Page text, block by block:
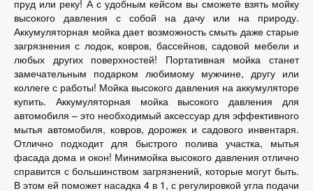
пруд или реку! А с удобным кейсом вы сможете взять мойку
высокого давления с собой на дачу или на природу.
Аккумуляторная мойка дает возможность смыть даже старые
загрязнения с лодок, ковров, бассейнов, садовой мебели и
любых других поверхностей! Портативная мойка станет
замечательным подарком любимому мужчине, другу или
коллеге с работы! Мойка высокого давления на аккумуляторе
купить. Аккумуляторная мойка высокого давления для
автомобиля – это необходимый аксессуар для эффективного
мытья автомобиля, ковров, дорожек и садового инвентаря.
Отлично подходит для быстрого полива участка, мытья
фасада дома и окон! Минимойка высокого давления отлично
справится с большинством загрязнений, которые могут быть.
В этом ей поможет насадка 4 в 1, с регулировкой угла подачи